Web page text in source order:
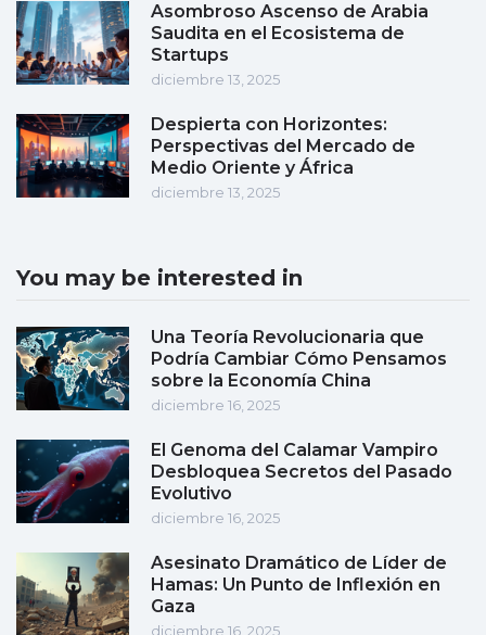
Asombroso Ascenso de Arabia
Saudita en el Ecosistema de
Startups
diciembre 13, 2025
Despierta con Horizontes:
Perspectivas del Mercado de
Medio Oriente y África
diciembre 13, 2025
You may be interested in
Una Teoría Revolucionaria que
Podría Cambiar Cómo Pensamos
sobre la Economía China
diciembre 16, 2025
El Genoma del Calamar Vampiro
Desbloquea Secretos del Pasado
Evolutivo
diciembre 16, 2025
Asesinato Dramático de Líder de
Hamas: Un Punto de Inflexión en
Gaza
diciembre 16, 2025